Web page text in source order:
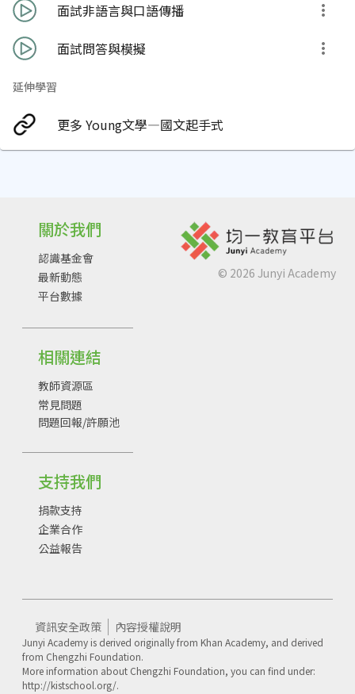
面試非語言與口語傳播
面試問答與模擬
延伸學習
更多 Young文學—國文起手式
關於我們
認識基金會
最新動態
平台數據
相關連結
教師資源區
常見問題
問題回報/許願池
支持我們
捐款支持
企業合作
公益報告
© 2026 Junyi Academy
Junyi Academy is derived originally from Khan Academy, and derived
from Chengzhi Foundation.
More information about Chengzhi Foundation, you can find under:
http://kistschool.org/.
資訊安全政策 內容授權說明